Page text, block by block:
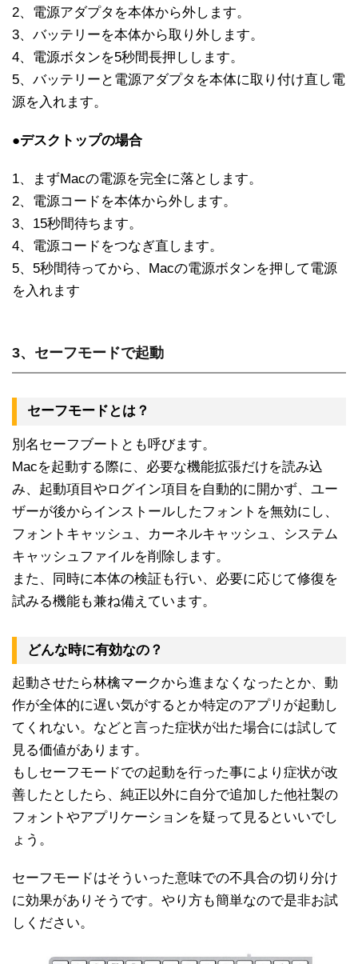
2、電源アダプタを本体から外します。
3、バッテリーを本体から取り外します。
4、電源ボタンを5秒間長押しします。
5、バッテリーと電源アダプタを本体に取り付け直し電
源を入れます。
●デスクトップの場合
1、まずMacの電源を完全に落とします。
2、電源コードを本体から外します。
3、15秒間待ちます。
4、電源コードをつなぎ直します。
5、5秒間待ってから、Macの電源ボタンを押して電源
を入れます
3、セーフモードで起動
セーフモードとは？
別名セーフブートとも呼びます。
Macを起動する際に、必要な機能拡張だけを読み込
み、起動項目やログイン項目を自動的に開かず、ユー
ザーが後からインストールしたフォントを無効にし、
フォントキャッシュ、カーネルキャッシュ、システム
キャッシュファイルを削除します。
また、同時に本体の検証も行い、必要に応じて修復を
試みる機能も兼ね備えています。
どんな時に有効なの？
起動させたら林檎マークから進まなくなったとか、動
作が全体的に遅い気がするとか特定のアプリが起動し
てくれない。などと言った症状が出た場合には試して
見る価値があります。
もしセーフモードでの起動を行った事により症状が改
善したとしたら、純正以外に自分で追加した他社製の
フォントやアプリケーションを疑って見るといいでし
ょう。
セーフモードはそういった意味での不具合の切り分け
に効果がありそうです。やり方も簡単なので是非お試
しください。